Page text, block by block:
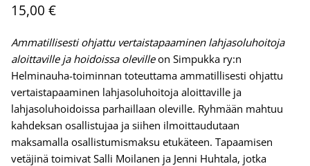
15,00 €
Ammatillisesti ohjattu vertaistapaaminen lahjasoluhoitoja
aloittaville ja hoidoissa olevilleon Simpukka ry:n
Helminauha-toiminnan toteuttama ammatillisesti ohjattu
vertaistapaaminen lahjasoluhoitoja aloittaville ja
lahjasoluhoidoissa parhaillaan oleville. Ryhmään mahtuu
kahdeksan osallistujaa ja siihen ilmoittaudutaan
maksamalla osallistumismaksu etukäteen. Tapaamisen
vetäjinä toimivat Salli Moilanen ja Jenni Huhtala, jotka